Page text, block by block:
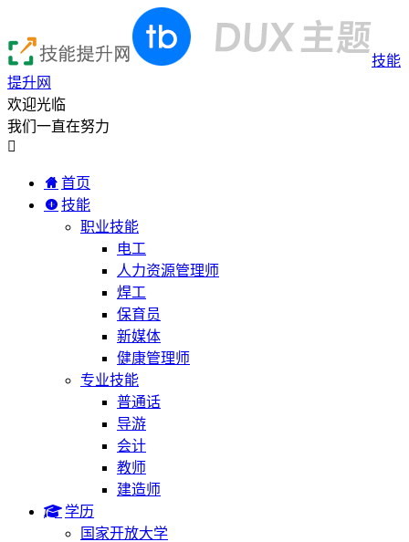
技能
提升网
欢迎光临
我们一直在努力

首页
技能
职业技能
电工
人力资源管理师
焊工
保育员
新媒体
健康管理师
专业技能
普通话
导游
会计
教师
建造师
学历
国家开放大学